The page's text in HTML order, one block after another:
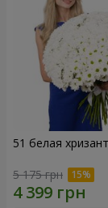
51 белая
5 175 грн